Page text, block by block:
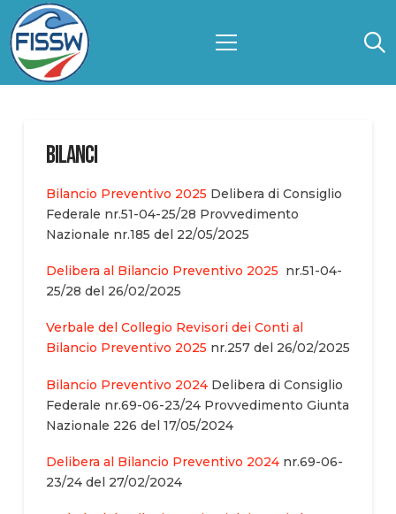
Bilanci
Bilancio Preventivo 2025 Delibera di Consiglio
Federale nr.51-04-25/28 Provvedimento
Nazionale nr.185 del 22/05/2025
Delibera al Bilancio Preventivo 2025 nr.51-04-
25/28 del 26/02/2025
Verbale del Collegio Revisori dei Conti al
Bilancio Preventivo 2025 nr.257 del 26/02/2025
Bilancio Preventivo 2024 Delibera di Consiglio
Federale nr.69-06-23/24 Provvedimento Giunta
Nazionale 226 del 17/05/2024
Delibera al Bilancio Preventivo 2024 nr.69-06-
23/24 del 27/02/2024